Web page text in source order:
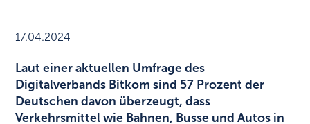
17.04.2024
Laut einer aktuellen Umfrage des
Digitalverbands Bitkom sind 57 Prozent der
Deutschen davon überzeugt, dass
Verkehrsmittel wie Bahnen, Busse und Autos in